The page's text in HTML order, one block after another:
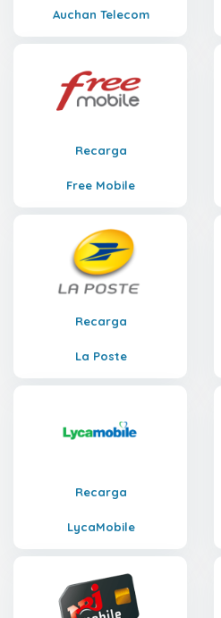
Auchan Telecom
Recarga
Free Mobile
Recarga
La Poste
Recarga
LycaMobile